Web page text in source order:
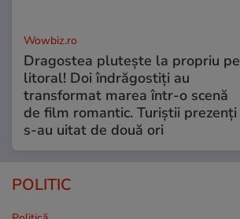
Wowbiz.ro
Dragostea plutește la propriu pe
litoral! Doi îndrăgostiți au
transformat marea într-o scenă
de film romantic. Turiștii prezenți
s-au uitat de două ori
POLITIC